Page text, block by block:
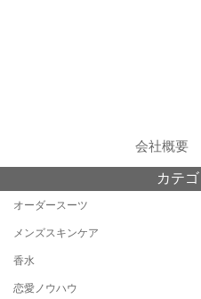
会社概要
カテ
オーダースーツ
メンズスキンケア
香水
恋愛ノウハウ